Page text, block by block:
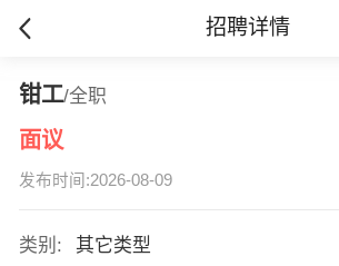
招聘详情
钳工/全职
面议
发布时间:2026-08-09
类别:
其它类型